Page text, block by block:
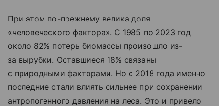
При этом по-прежнему велика доля
«человеческого фактора». С 1985 по 2023 год
около 82% потерь биомассы произошло из-
за вырубки. Оставшиеся 18% связаны
с природными факторами. Но с 2018 года именно
последние стали влиять сильнее при сохранении
антропогенного давления на леса. Это и привело